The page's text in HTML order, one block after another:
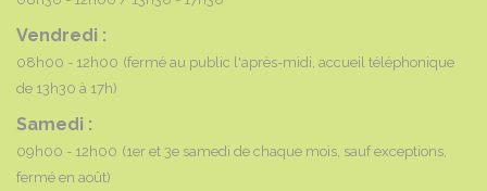
Vendredi :
08h00 - 12h00 (fermé au public l'après-midi, accueil téléphonique
de 13h30 à 17h)
Samedi :
09h00 - 12h00 (1er et 3e samedi de chaque mois, sauf exceptions,
fermé en août)